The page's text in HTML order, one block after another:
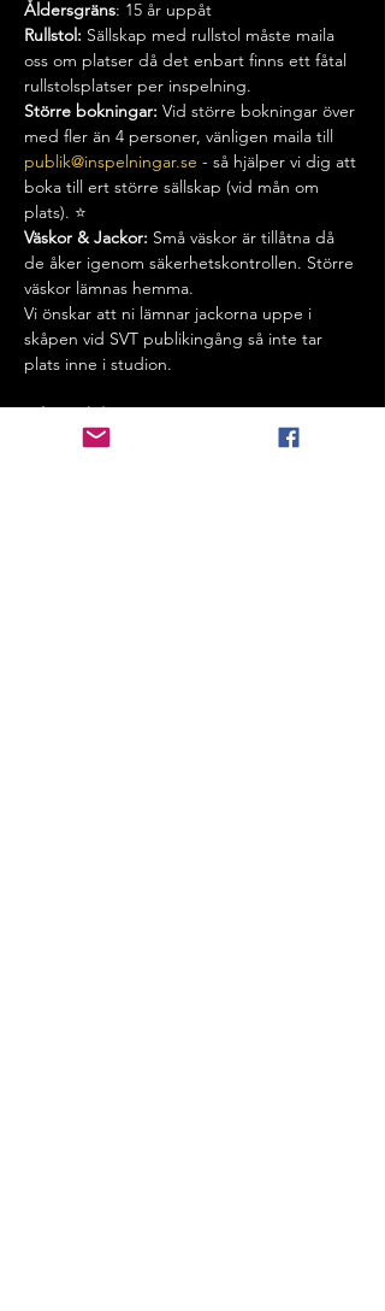
Åldersgräns: 15 år uppåt
Rullstol: Sällskap med rullstol måste maila
oss om platser då det enbart finns ett fåtal
rullstolsplatser per inspelning.
Större bokningar: Vid större bokningar över
med fler än 4 personer, vänligen maila till
publik@inspelningar.se - så hjälper vi dig att
boka till ert större sällskap (vid mån om
plats). ⭐️
Väskor & Jackor: Små väskor är tillåtna då
de åker igenom säkerhetskontrollen. Större
väskor lämnas hemma.
Vi önskar att ni lämnar jackorna uppe i
skåpen vid SVT publikingång så inte tar
plats inne i studion.
Info om biljetter:
Biljetterna är gratis men i begränsat antal.